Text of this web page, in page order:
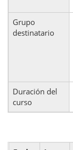
Grupo
destinatario
Duración del
curso